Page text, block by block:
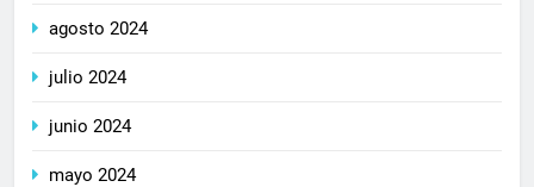
agosto 2024
julio 2024
junio 2024
mayo 2024